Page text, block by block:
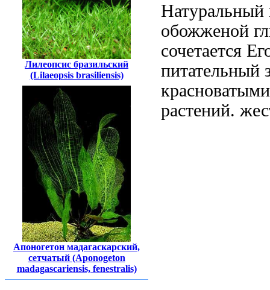
Лилеопсис бразильский
(Lilaeopsis brasiliensis)
Апоногетон мадагаскарский,
сетчатый (Aponogeton
madagascariensis, fenestralis)
Натуральный
обожженой
сочетается
питательный
растений.